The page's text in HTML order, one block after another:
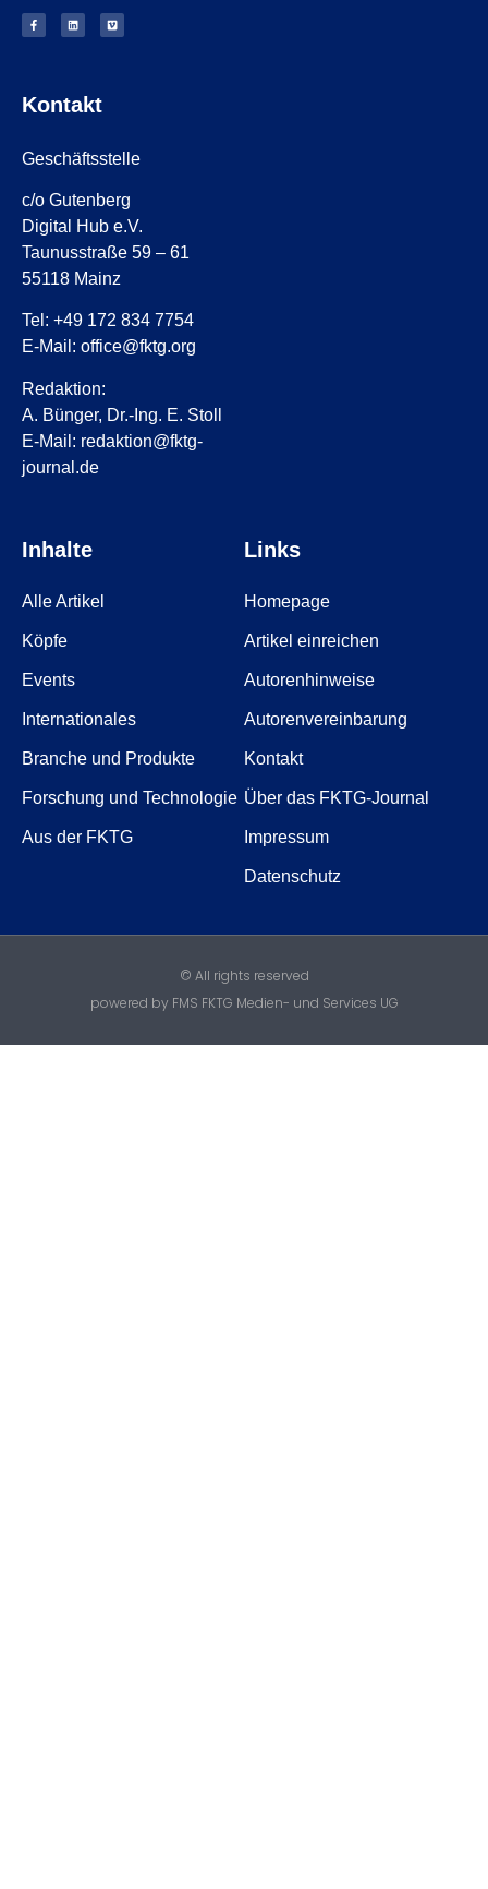
Kontakt
Geschäftsstelle
c/o Gutenberg
Digital Hub e.V.
Taunusstraße 59 – 61
55118 Mainz
Tel: +49 172 834 7754
E-Mail: office@fktg.org
Redaktion:
A. Bünger, Dr.-Ing. E. Stoll
E-Mail: redaktion@fktg-
journal.de
Inhalte
Alle Artikel
Köpfe
Events
Internationales
Branche und Produkte
Forschung und Technologie
Aus der FKTG
Links
Homepage
Artikel einreichen
Autorenhinweise
Autorenvereinbarung
Kontakt
Über das FKTG-Journal
Impressum
Datenschutz
© All rights reserved
powered by FMS FKTG Medien- und Services UG